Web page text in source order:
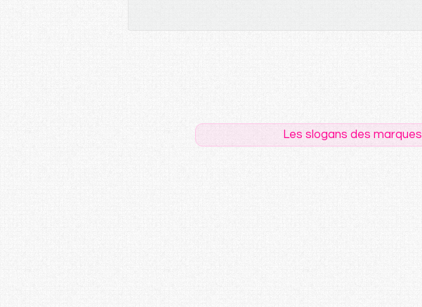
Les slogans des marques